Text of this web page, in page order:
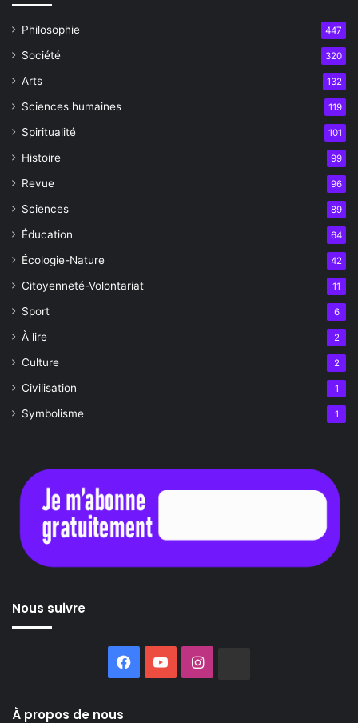
Philosophie 447
Société 320
Arts 132
Sciences humaines 119
Spiritualité 101
Histoire 99
Revue 96
Sciences 89
Éducation 64
Écologie-Nature 42
Citoyenneté-Volontariat 11
Sport 6
À lire 2
Culture 2
Civilisation 1
Symbolisme 1
Nous suivre
Facebook
YouTubeInstagram
À propos de nous